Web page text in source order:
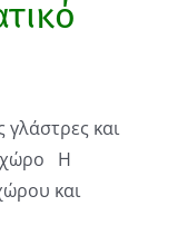
γλάστρες και
χώρο Η
και